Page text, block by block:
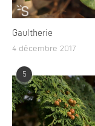
Gaultherie
4 décembre 2017
5